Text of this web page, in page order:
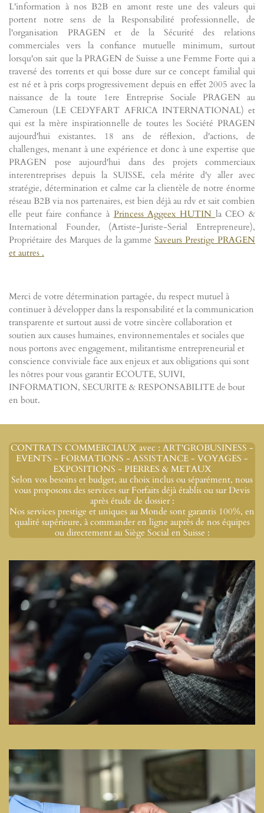
L'information à nos B2B en amont reste une des valeurs qui
portent notre sens de la Responsabilité professionnelle, de
l'organisation PRAGEN et de la Sécurité des relations
commerciales vers la confiance mutuelle minimum, surtout
lorsqu'on sait que la PRAGEN de Suisse a une Femme Forte qui a
traversé des torrents et qui bosse dure sur ce concept familial qui
est né et à pris corps progressivement depuis en effet 2005 avec la
naissance de la toute 1ere Entreprise Sociale PRAGEN au
Cameroun (LE CEDYFART AFRICA INTERNATIONAL) et
qui est la mère inspirationnelle de toutes les Société PRAGEN
aujourd'hui existantes. 18 ans de réflexion, d'actions, de
challenges, menant à une expérience et donc à une expertise que
PRAGEN pose aujourd'hui dans des projets commerciaux
interentreprises depuis la SUISSE, cela mérite d'y aller avec
stratégie, détermination et calme car la clientèle de notre énorme
réseau B2B via nos partenaires, est bien déjà au rdv et sait combien
elle peut faire confiance à Princess Aggeex HUTIN la CEO &
International Founder, (Artiste-Juriste-Serial Entrepreneure),
Propriétaire des Marques de la gammeSaveurs Prestige PRAGEN
et autres .
Merci de votre détermination partagée, du respect mutuel à
continuer à développer dans la responsabilité et la communication
transparente et surtout aussi de votre sincère collaboration et
soutien aux causes humaines, environnementales et sociales que
nous portons avec engagement, militantisme entrepreneurial et
conscience conviviale face aux enjeux et aux obligations qui sont
les nôtres pour vous garantir ECOUTE, SUIVI,
INFORMATION, SECURITE & RESPONSABILITE de bout
en bout.
CONTRATS COMMERCIAUX avec : ART'GROBUSINESS -
EVENTS - FORMATIONS - ASSISTANCE - VOYAGES -
EXPOSITIONS - PIERRES & METAUX
Selon vos besoins et budget, au choix inclus ou séparément, nous
vous proposons des services sur Forfaits déjà établis ou sur Devis
après étude de dossier :
Nos services prestige et uniques au Monde sont garantis 100%, en
qualité supérieure, à commander en ligne auprès de nos équipes
ou directement au Siège Social en Suisse :